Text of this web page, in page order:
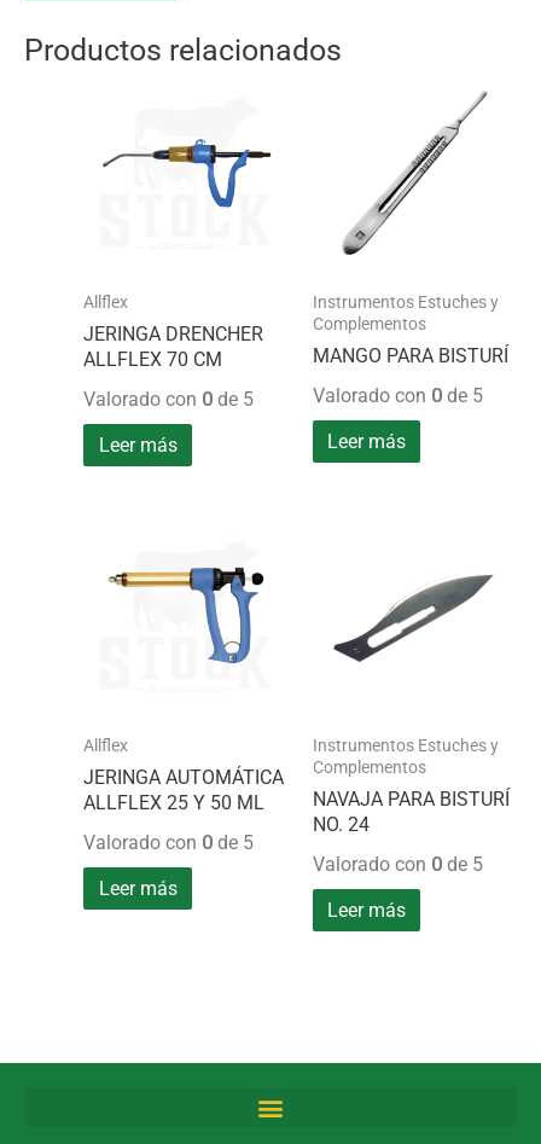
Productos relacionados
Allflex
JERINGA DRENCHER
ALLFLEX 70 CM
Valorado con 0 de 5
Leer más
Instrumentos Estuches y
Complementos
MANGO PARA BISTURÍ
Valorado con 0de 5
Leer más
Allflex
JERINGA AUTOMÁTICA
ALLFLEX 25 Y 50 ML
Valorado con 0 de 5
Leer más
Instrumentos Estuches y
Complementos
NAVAJA PARA BISTURÍ
NO. 24
Valorado con 0de 5
Leer más